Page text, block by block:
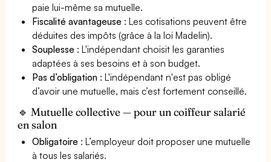
paie lui-même sa mutuelle.
Fiscalité avantageuse : Les cotisations peuvent être
déduites des impôts (grâce à la loi Madelin).
Souplesse : L'indépendant choisit les garanties
adaptées à ses besoins et à son budget.
Pas d’obligation : L'indépendant n'est pas obligé
d’avoir une mutuelle, mais c’est fortement conseillé.
🔹 Mutuelle collective — pour un coiffeur salarié
en salon
Obligatoire : L’employeur doit proposer une mutuelle
à tous les salariés.